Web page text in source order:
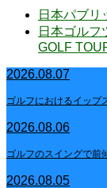
日本パブリ
日本ゴルフ
GOLF
2026.08.07
ゴルフにおけるイップ
2026.08.06
ゴルフのスイングで前
2026.08.05